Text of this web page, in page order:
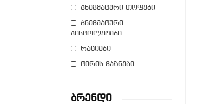
პნევმატური თოფები
პნევმატური
პისტოლეტები
რაციები
ტირის ვაზნები
Ბრენდი